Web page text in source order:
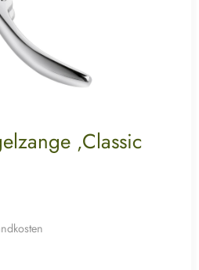
‚Classic